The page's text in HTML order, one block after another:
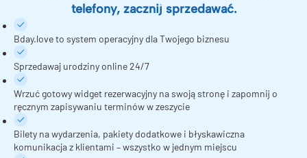
telefony, zacznij sprzedawać.
Bday.love to system operacyjny dla Twojego biznesu
Sprzedawaj urodziny online 24/7
Wrzuć gotowy widget rezerwacyjny na swoją stronę i zapomnij o
ręcznym zapisywaniu terminów w zeszycie
Bilety na wydarzenia, pakiety dodatkowe i błyskawiczna
komunikacja z klientami – wszystko w jednym miejscu